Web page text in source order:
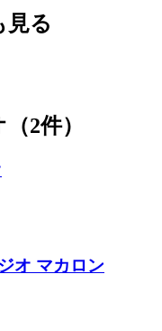
見る
（2件）
オ マカロン